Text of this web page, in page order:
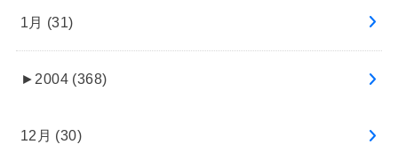
1月 (31)
► 2004 (368)
12月 (30)